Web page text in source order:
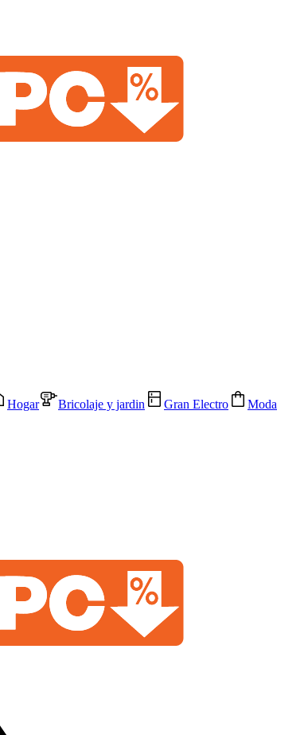
Hogar Bricolaje y jardin Gran Electro Moda